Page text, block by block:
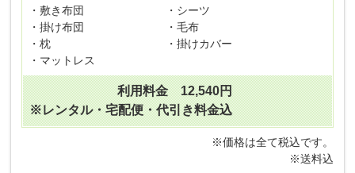
・敷き布団
・シーツ
・掛け布団
・毛布
・枕
・掛けカバー
・マットレス
利用料金 12,540円
※レンタル・宅配便・代引き料金込
※価格は全て税込です。
※送料込